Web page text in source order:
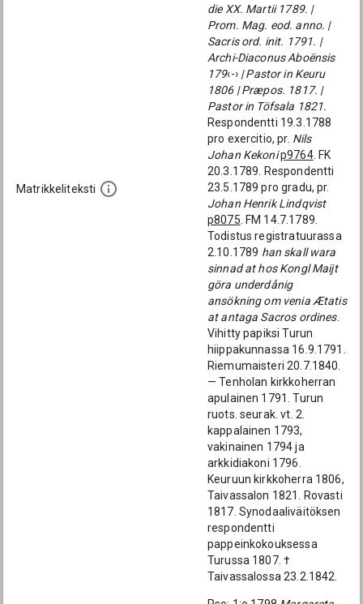
Matrikkeliteksti
die XX. Martii 1789. |
Prom. Mag. eod. anno. |
Sacris ord. init. 1791. |
Archi-Diaconus Aboënsis
179‹-›| Pastor in Keuru
1806 | Præpos. 1817. |
Pastor in Töfsala 1821.
Respondentti 19.3.1788
pro exercitio, pr. Nils
Johan Kekonip9764. FK
20.3.1789. Respondentti
23.5.1789 pro gradu, pr.
Johan Henrik Lindqvist
p8075 . FM 14.7.1789.
Todistus registratuurassa
2.10.1789 han skall wara
sinnad at hos Kongl Maijt
göra underdånig
ansökning om venia Ætatis
at antaga Sacros ordines.
Vihitty papiksi Turun
hiippakunnassa 16.9.1791.
Riemumaisteri 20.7.1840.
— Tenholan kirkkoherran
apulainen 1791. Turun
ruots. seurak. vt. 2.
kappalainen 1793,
vakinainen 1794 ja
arkkidiakoni 1796.
Keuruun kirkkoherra 1806,
Taivassalon 1821. Rovasti
1817. Synodaaliväitöksen
respondentti
pappeinkokouksessa
Turussa 1807. †
Taivassalossa 23.2.1842.